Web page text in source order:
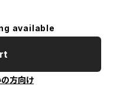
available
方向け